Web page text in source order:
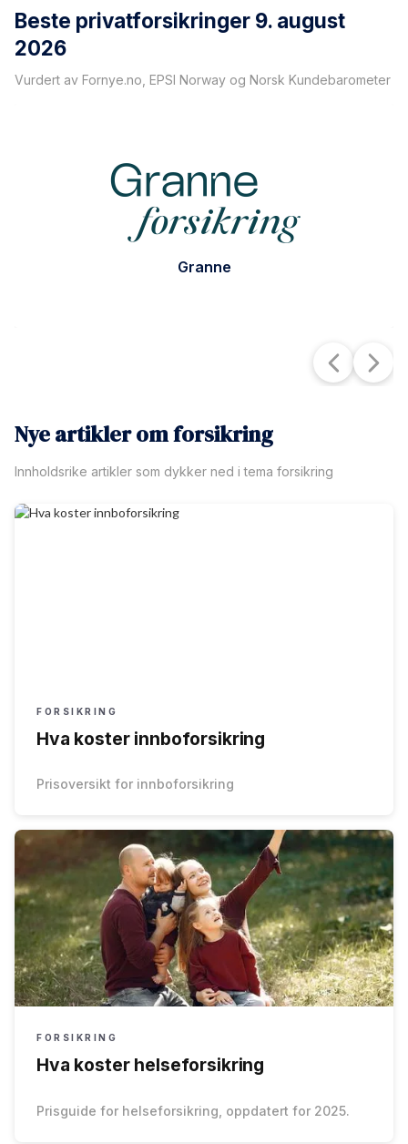
Beste privatforsikringer 9. august
2026
Vurdert av Fornye.no, EPSI Norway og Norsk Kundebarometer
Granne
Nye artikler om forsikring
Innholdsrike artikler som dykker ned i tema forsikring
FORSIKRING
Hva koster innboforsikring
Prisoversikt for innboforsikring
FORSIKRING
Hva koster helseforsikring
Prisguide for helseforsikring, oppdatert for 2025.